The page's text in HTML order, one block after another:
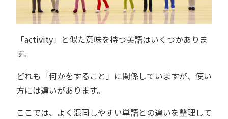
「activity」と似た意味を持つ英語はいくつかありま
す。
どれも「何かをすること」に関係していますが、使い
方には違いがあります。
ここでは、よく混同しやすい単語との違いを整理して